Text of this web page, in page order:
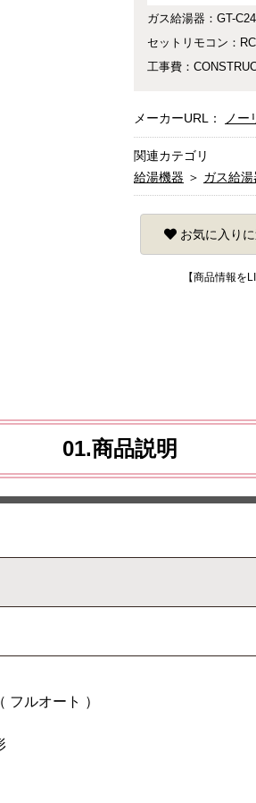
ガス給湯器：GT-
セットリモコン：
工事費：
メーカーURL： ノー
関連カテゴリ
給湯機器 ＞ ガス給湯
お気に入り
【商品情報を
01.商品説明
フルオート ）